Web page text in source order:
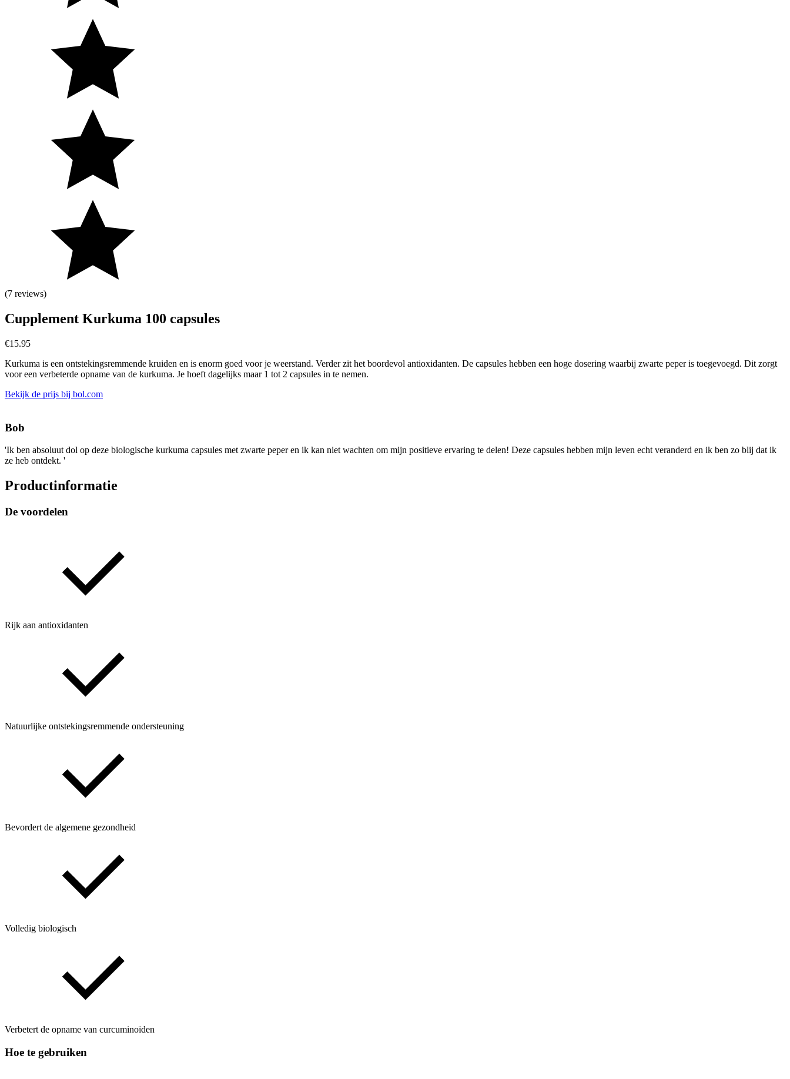
(7 reviews)
Cupplement Kurkuma 100 capsules
€15.95
Kurkuma is een ontstekingsremmende kruiden en is enorm goed voor je weerstand. Verder zit het boordevol antioxidanten. De capsules hebben een hoge dosering waarbij zwarte peper is toegevoegd. Dit zorgt
voor een verbeterde opname van de kurkuma. Je hoeft dagelijks maar 1 tot 2 capsules in te nemen.
Bekijk de prijs bij bol.com
Bob
'Ik ben absoluut dol op deze biologische kurkuma capsules met zwarte peper en ik kan niet wachten om mijn positieve ervaring te delen! Deze capsules hebben mijn leven echt veranderd en ik ben zo blij dat ik
ze heb ontdekt. '
Productinformatie
De voordelen
Rijk aan antioxidanten
Natuurlijke ontstekingsremmende ondersteuning
Bevordert de algemene gezondheid
Volledig biologisch
Verbetert de opname van curcuminoïden
Hoe te gebruiken